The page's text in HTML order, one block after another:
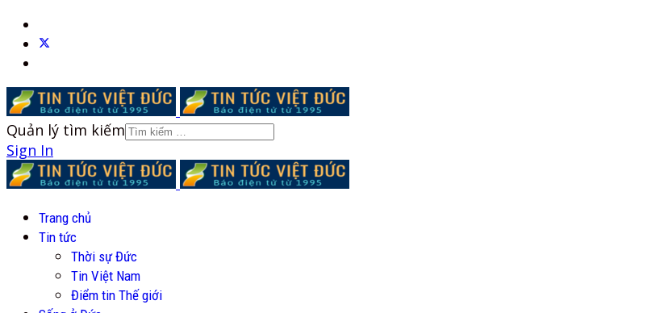
Quản lý tìm kiếm
Sign In
Trang chủ
Tin tức
Thời sự Đức
Tin Việt Nam
Điểm tin Thế giới